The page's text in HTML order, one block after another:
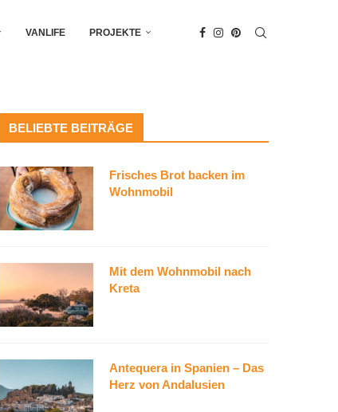
VANLIFE PROJEKTE
BELIEBTE BEITRÄGE
Frisches Brot backen im
Wohnmobil
Mit dem Wohnmobil nach
Kreta
Antequera in Spanien – Das
Herz von Andalusien